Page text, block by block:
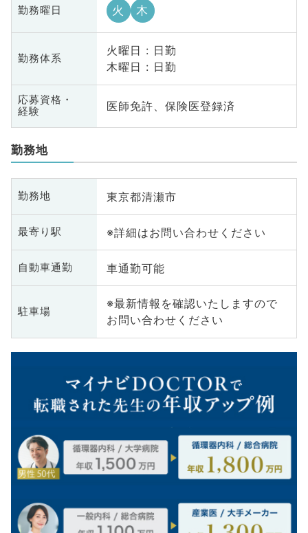
勤務曜日 火 木
勤務体系
火曜日 : 日勤
木曜日 : 日勤
応募資格・
経験
医師免許、保険医登録済
勤務地
勤務地 東京都清瀬市
最寄り駅 ※詳細はお問い合わせください
自動車通勤 車通勤可能
駐車場
※最新情報を確認いたしますので
お問い合わせください